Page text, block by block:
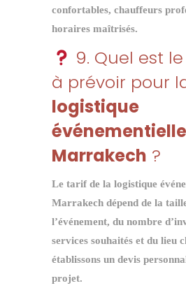
confortables, chauffeurs
horaires maîtrisés.
9. Quel est
à prévoir pour
logistique
Marrakech ?
Le tarif de la logistique
Marrakech dépend de la
l’événement, du nombre
services souhaités et du lieu
établissons un devis
projet.